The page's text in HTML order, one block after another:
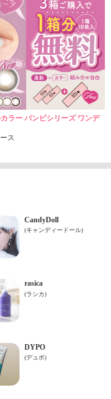
ラー バンビシリーズ ワンデ
ス